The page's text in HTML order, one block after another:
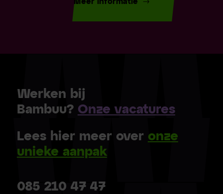
Meer informatie
Werken bij
Bambuu? Onze vacatures
Lees hier meer over onze
unieke aanpak
085 210 47 47